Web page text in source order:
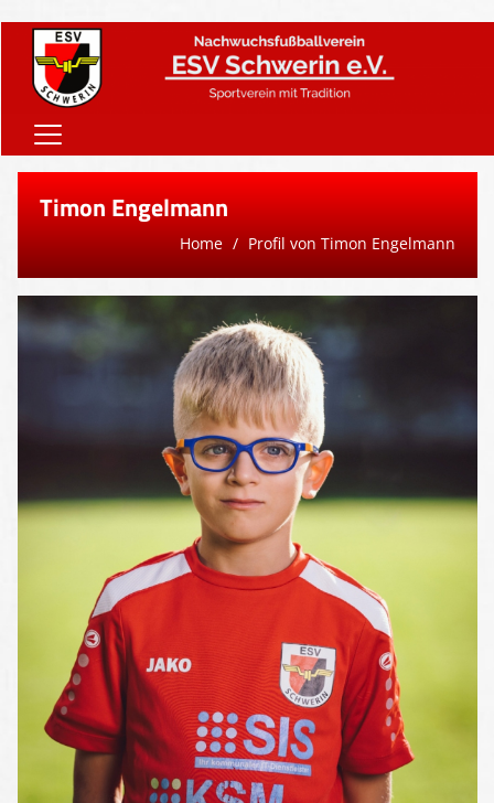
Home
Vereinsnews
Verein
Presse-Archiv
Timon Engelmann
Home Profil von Timon Engelmann